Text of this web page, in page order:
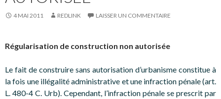
4 MAI 2011 REDLINK LAISSER UN COMMENTAIRE
Régularisation de construction non autorisée
Le fait de construire sans autorisation d’urbanisme constitue à
la fois une illégalité administrative et une infraction pénale (art.
L. 480-4 C. Urb). Cependant, l’infraction pénale se prescrit par